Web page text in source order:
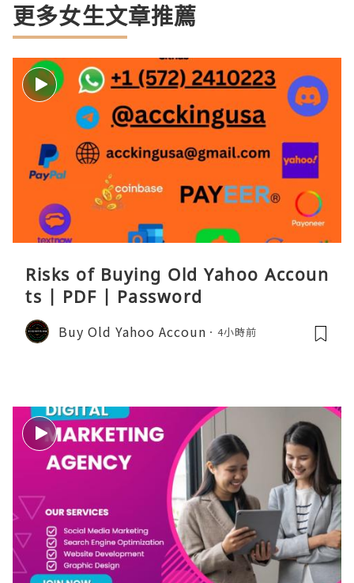
更多女生文章推薦
Risks of Buying Old Yahoo Accoun
ts | PDF | Password
Buy Old Yahoo Accoun 4小時前